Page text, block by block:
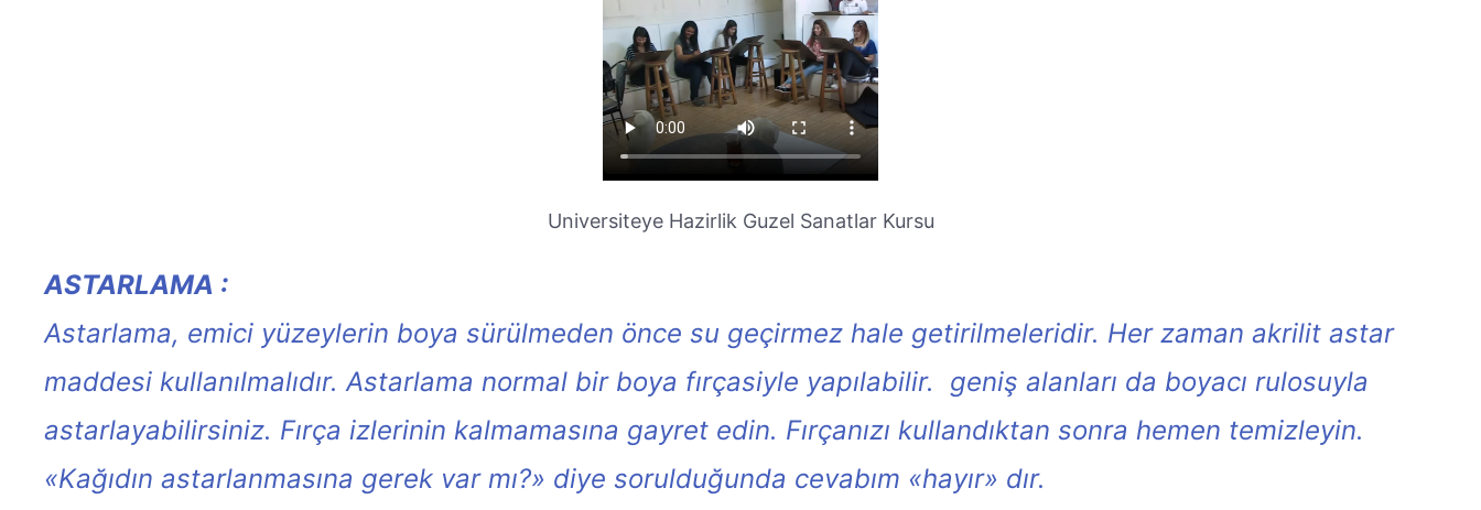
Universiteye Hazirlik Guzel Sanatlar Kursu
ASTARLAMA :
Astarlama, emici yüzeylerin boya sürülmeden önce su geçirmez hale getirilmeleridir. Her zaman akrilit astar
maddesi kullanılmalıdır. Astarlama normal bir boya fırçasiyle yapılabilir. geniş alanları da boyacı rulosuyla
astarlayabilirsiniz. Fırça izlerinin kalmamasına gayret edin. Fırçanızı kullandıktan sonra hemen temizleyin.
«Kağıdın astarlanmasına gerek var mı?» diye sorulduğunda cevabım «hayır» dır.